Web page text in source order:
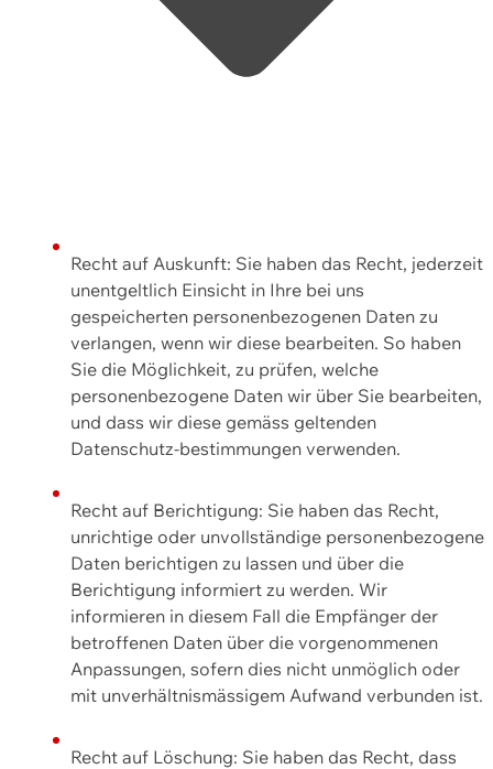
Recht auf Auskunft: Sie haben das Recht, jederzeit
unentgeltlich Einsicht in Ihre bei uns
gespeicherten personenbezogenen Daten zu
verlangen, wenn wir diese bearbeiten. So haben
Sie die Möglichkeit, zu prüfen, welche
personenbezogene Daten wir über Sie bearbeiten,
und dass wir diese gemäss geltenden
Datenschutz-bestimmungen verwenden.
Recht auf Berichtigung: Sie haben das Recht,
unrichtige oder unvollständige personenbezogene
Daten berichtigen zu lassen und über die
Berichtigung informiert zu werden. Wir
informieren in diesem Fall die Empfänger der
betroffenen Daten über die vorgenommenen
Anpassungen, sofern dies nicht unmöglich oder
mit unverhältnismässigem Aufwand verbunden ist.
Recht auf Löschung: Sie haben das Recht, dass